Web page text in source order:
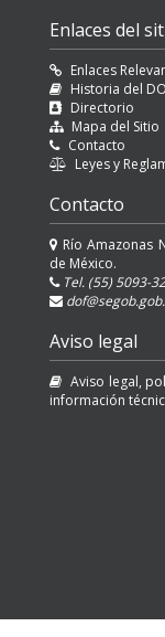
Enlaces del
Enlaces
Historia del
Directorio
Mapa del Sitio
Contacto
Leyes y
Contacto
Río Amazonas
de México.
Tel. (55) 5093-
Aviso legal
Aviso legal,
información